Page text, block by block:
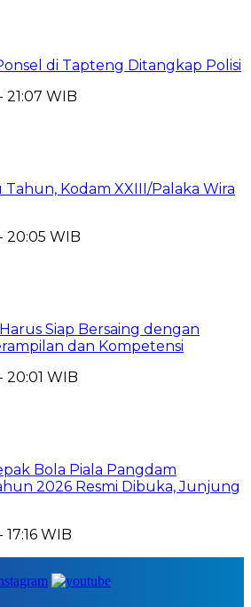
di Tapteng Ditangkap Polisi
21:07 WIB
Kodam XXIII/Palaka Wira
20:05 WIB
Siap Bersaing dengan
dan Kompetensi
20:01 WIB
Bola Piala Pangdam
2026 Resmi Dibuka, Junjung
WIB